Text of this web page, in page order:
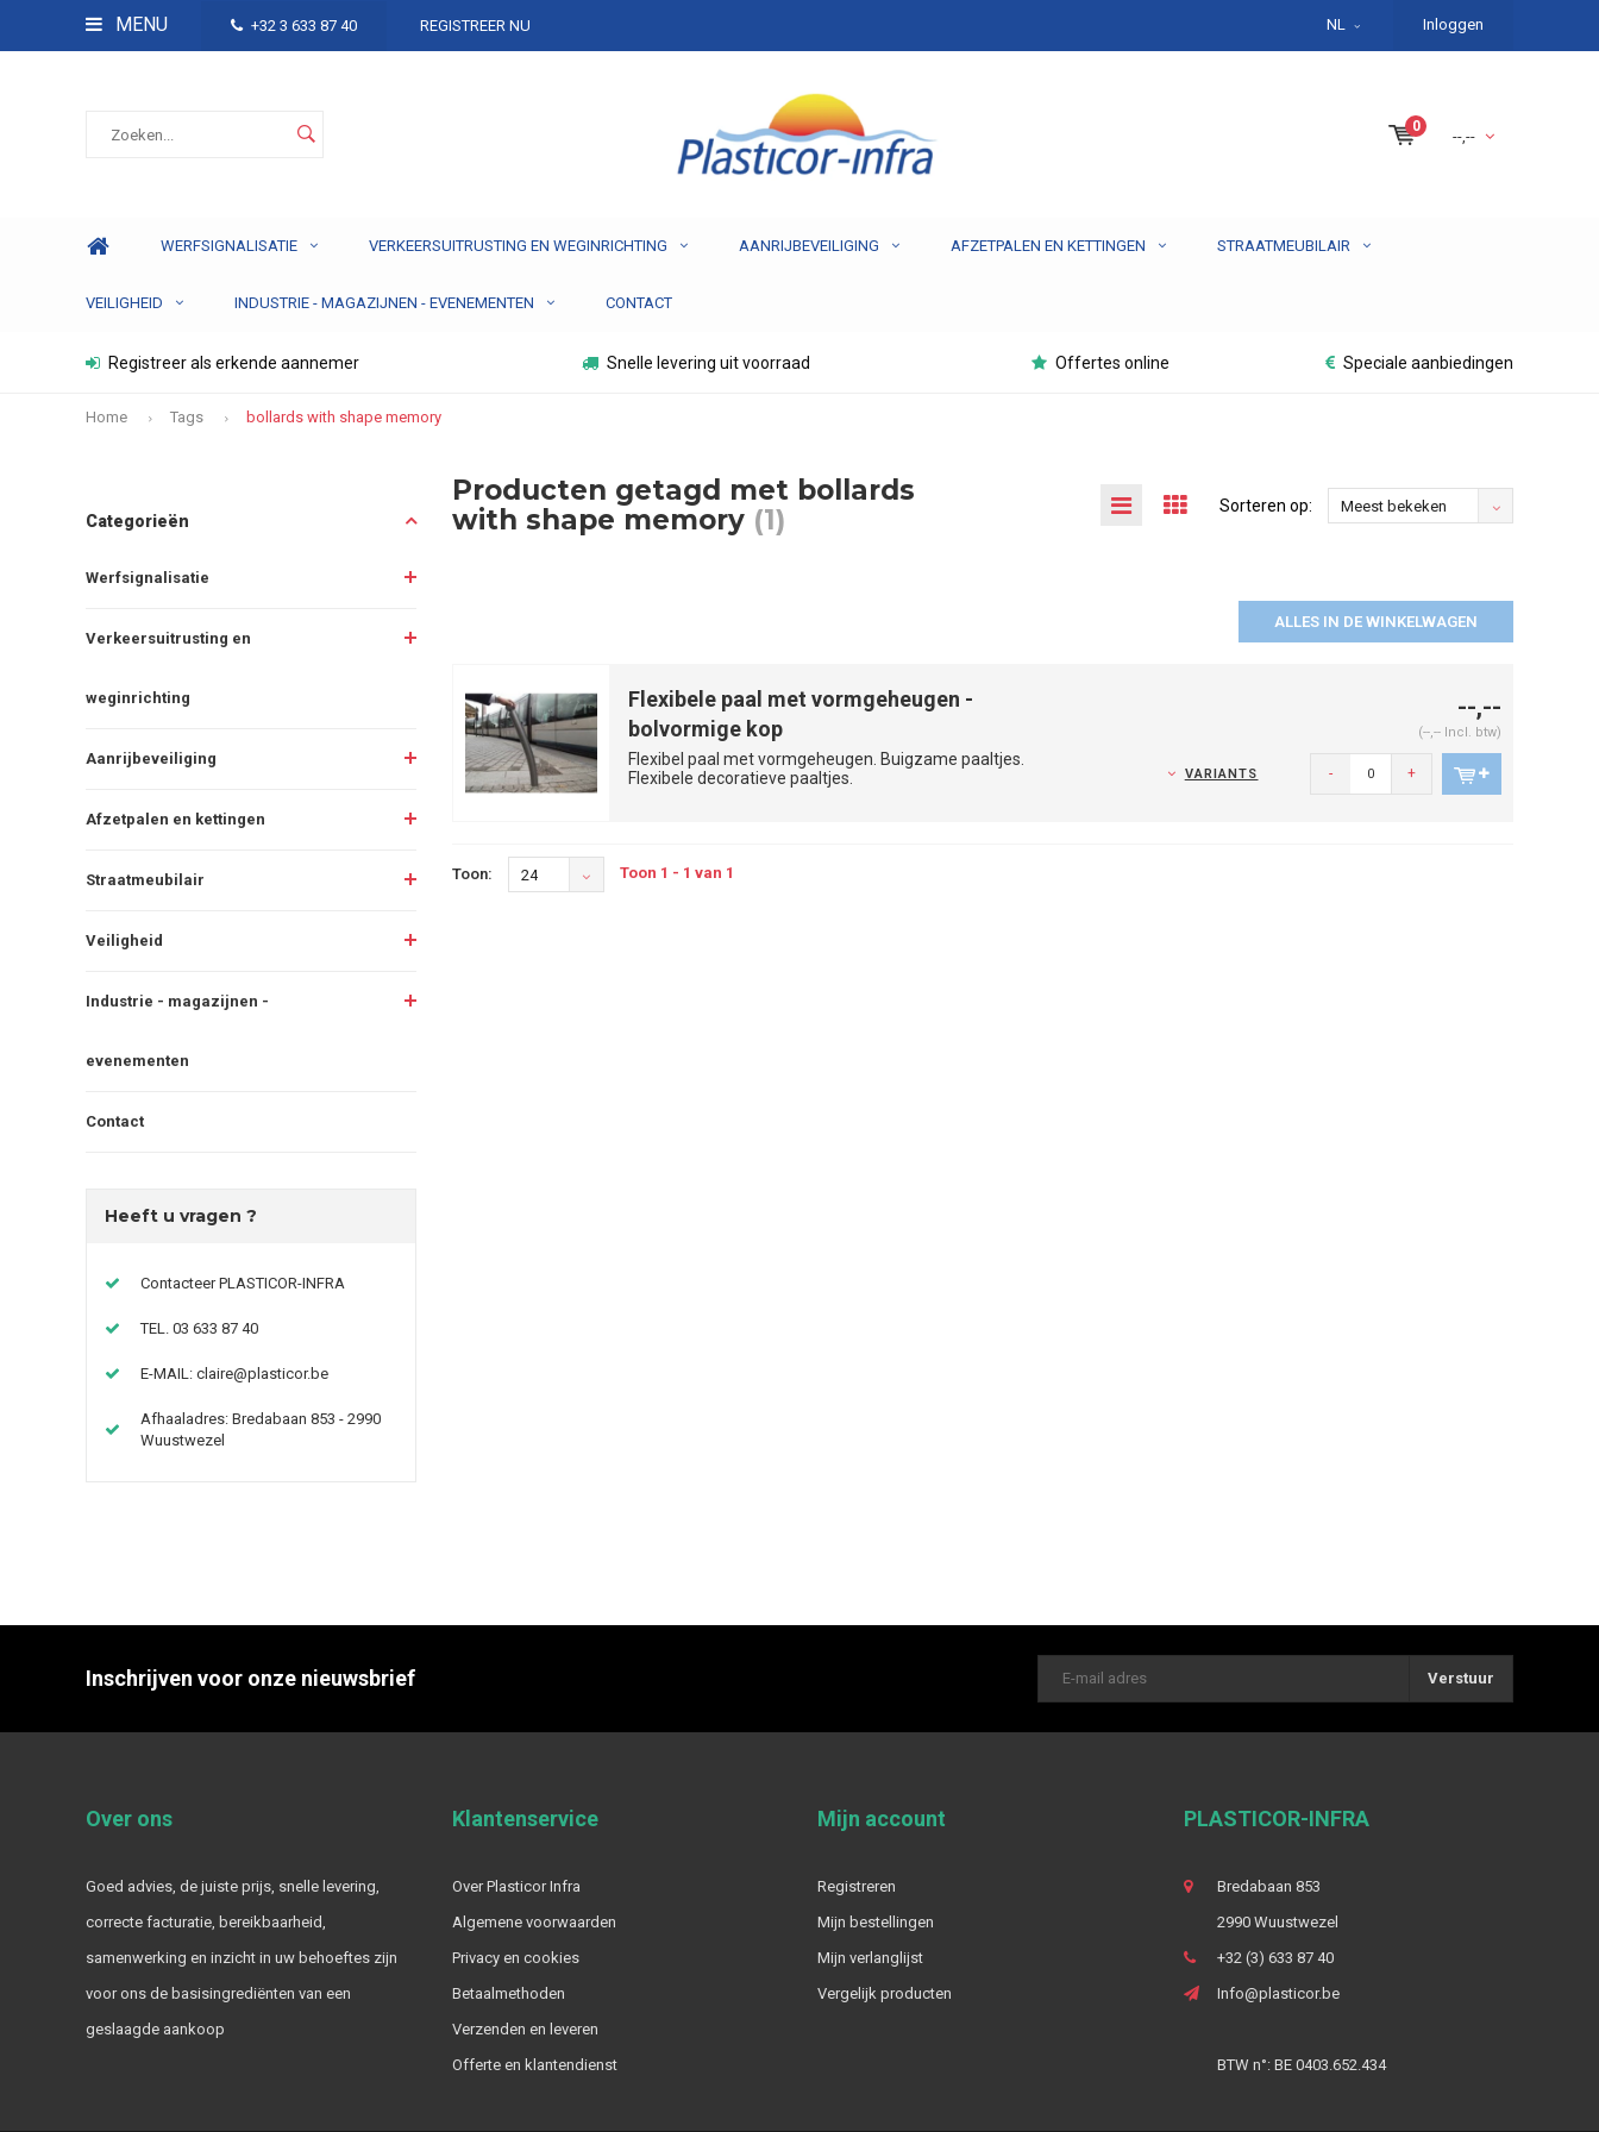
MENU +32 3 633 87 40 REGISTREER NU NL Inloggen
0
--,--
WERFSIGNALISATIE VERKEERSUITRUSTING EN WEGINRICHTING AANRIJBEVEILIGING AFZETPALEN EN KETTINGEN STRAATMEUBILAIR
VEILIGHEID INDUSTRIE - MAGAZIJNEN - EVENEMENTEN CONTACT
Registreer als erkende aannemer Snelle levering uit voorraad Offertes online Speciale aanbiedingen
Home Tags bollards with shape memory
Categorieën
Werfsignalisatie
Verkeersuitrusting en
weginrichting
Aanrijbeveiliging
Afzetpalen en kettingen
Straatmeubilair
Veiligheid
Industrie - magazijnen -
evenementen
Contact
Heeft u vragen ?
Contacteer PLASTICOR-INFRA
TEL. 03 633 87 40
E-MAIL: claire@plasticor.be
Afhaaladres: Bredabaan 853 - 2990
Wuustwezel
Producten getagd met bollards
with shape memory (1) Sorteren op: Meest bekeken
ALLES IN DE WINKELWAGEN
Flexibele paal met vormgeheugen -
bolvormige kop
Flexibel paal met vormgeheugen. Buigzame paaltjes.
Flexibele decoratieve paaltjes.
--,--
(--,-- Incl. btw)
VARIANTS - +
Toon: 24 Toon 1 - 1 van 1
Inschrijven voor onze nieuwsbrief Verstuur
Over ons
Goed advies, de juiste prijs, snelle levering,
correcte facturatie, bereikbaarheid,
samenwerking en inzicht in uw behoeftes zijn
voor ons de basisingrediënten van een
geslaagde aankoop
Klantenservice
Over Plasticor Infra
Algemene voorwaarden
Privacy en cookies
Betaalmethoden
Verzenden en leveren
Offerte en klantendienst
Mijn account
Registreren
Mijn bestellingen
Mijn verlanglijst
Vergelijk producten
PLASTICOR-INFRA
Bredabaan 853
2990 Wuustwezel
+32 (3) 633 87 40
Info@plasticor.be
BTW n°: BE 0403.652.434